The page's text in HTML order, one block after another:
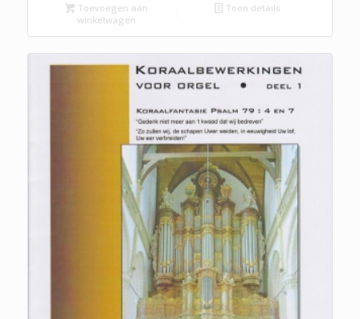
Toevoegen aan
winkelwagen
Toon details